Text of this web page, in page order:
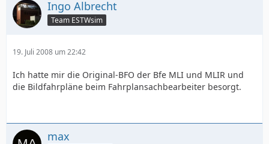
Ingo Albrecht
Team ESTWsim
19. Juli 2008 um 22:42
Ich hatte mir die Original-BFO der Bfe MLI und MLIR und
die Bildfahrpläne beim Fahrplansachbearbeiter besorgt.
max